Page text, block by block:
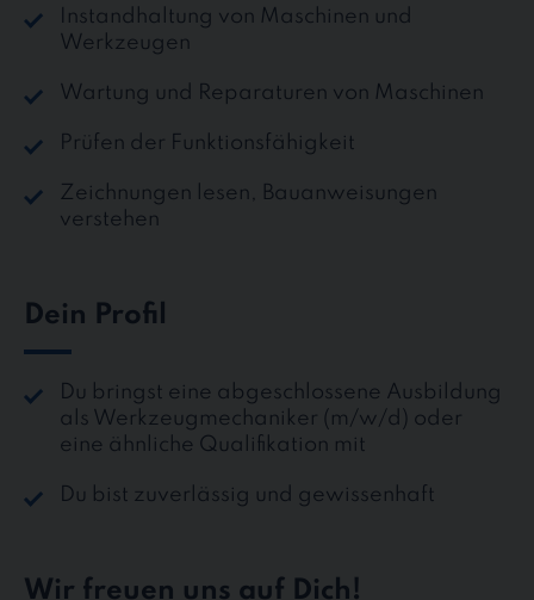
Instandhaltung von Maschinen und
Werkzeugen
Wartung und Reparaturen von Maschinen
Prüfen der Funktionsfähigkeit
Zeichnungen lesen, Bauanweisungen
verstehen
Dein Profil
Du bringst eine abgeschlossene Ausbildung
als Werkzeugmechaniker (m/w/d) oder
eine ähnliche Qualifikation mit
Du bist zuverlässig und gewissenhaft
Wir freuen uns auf Dich!